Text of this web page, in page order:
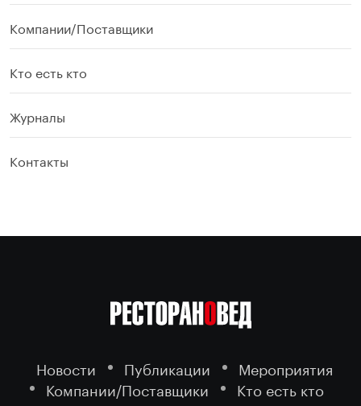
Компании/Поставщики
Кто есть кто
Журналы
Контакты
Новости Публикации
Мероприятия
Компании/Поставщики
Кто есть кто